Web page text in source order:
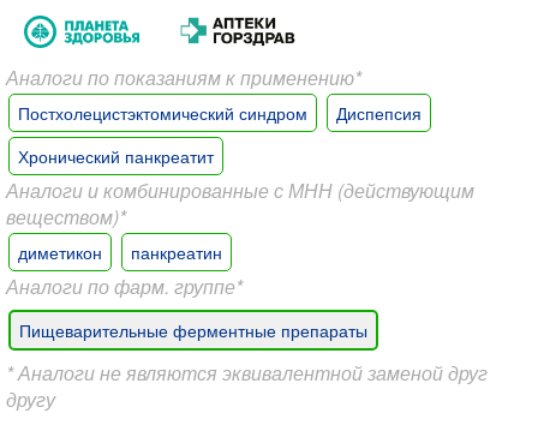
Аналоги по показаниям к применению*
Постхолецистэктомический синдром
Диспепсия
Хронический панкреатит
Аналоги и комбинированные с МНН (действующим
веществом)*
диметикон панкреатин
Аналоги по фарм. группе*
Пищеварительные ферментные препараты
* Аналоги не являются эквивалентной заменой друг
другу